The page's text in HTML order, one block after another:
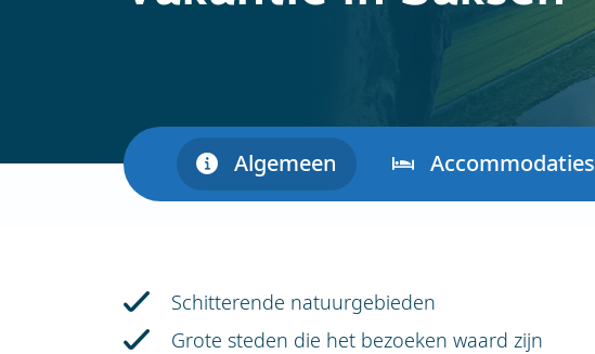
Algemeen Accommodaties
Schitterende natuurgebieden
Grote steden die het bezoeken waard zijn